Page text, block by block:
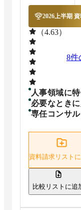
2026上半期
（4.63）
8件
人事領域に
必要なとき
専任コンサ
資料請求リスト
比較リストに追